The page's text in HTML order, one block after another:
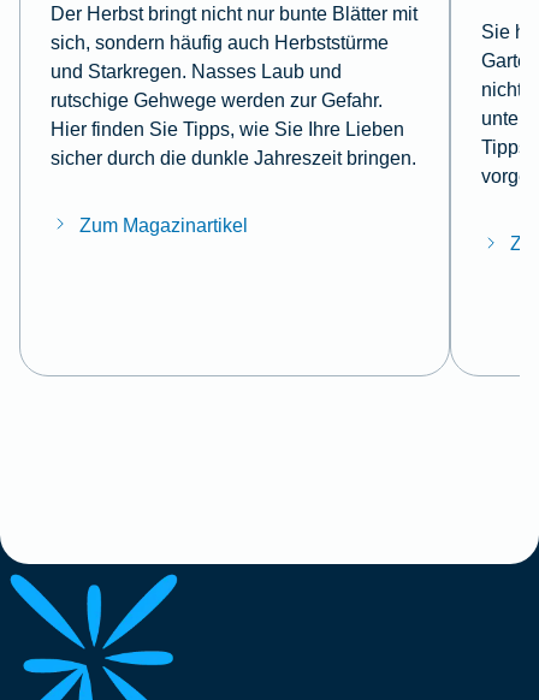
Der Herbst bringt nicht nur bunte Blätter mit
sich, sondern häufig auch Herbststürme
und Starkregen. Nasses Laub und
rutschige Gehwege werden zur Gefahr.
Hier finden Sie Tipps, wie Sie Ihre Lieben
sicher durch die dunkle Jahreszeit bringen.
Zum Magazinartikel
Sie
nicht,
Tipps,